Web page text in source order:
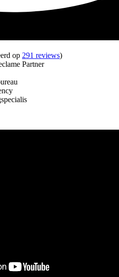
op 291 reviews)